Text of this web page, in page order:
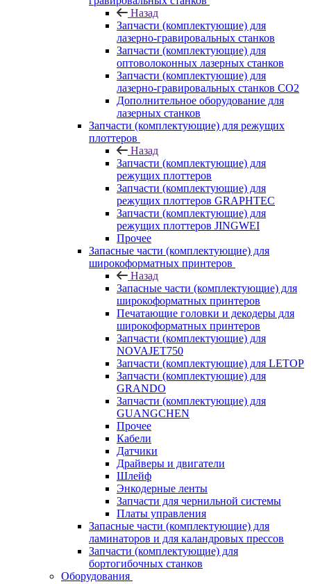
Назад
Запчасти (комплектующие) для
лазерно-гравировальных станков
Запчасти (комплектующие) для
оптоволоконных лазерных станков
Запчасти (комплектующие) для
лазерно-гравировальных станков CO2
Дополнительное оборудование для
лазерных станков
Запчасти (комплектующие) для режущих
плоттеров
Назад
Запчасти (комплектующие) для
режущих плоттеров
Запчасти (комплектующие) для
режущих плоттеров GRAPHTEC
Запчасти (комплектующие) для
режущих плоттеров JINGWEI
Прочее
Запасные части (комплектующие) для
широкоформатных принтеров
Назад
Запасные части (комплектующие) для
широкоформатных принтеров
Печатающие головки и декодеры для
широкоформатных принтеров
Запчасти (комплектующие) для
NOVAJET750
Запчасти (комплектующие) для LETOP
Запчасти (комплектующие) для
GRANDO
Запчасти (комплектующие) для
GUANGCHEN
Прочее
Кабели
Датчики
Драйверы и двигатели
Шлейф
Энкодерные ленты
Запчасти для чернильной системы
Платы управления
Запасные части (комплектующие) для
ламинаторов и для каландровых прессов
Запчасти (комплектующие) для
бортогибочных станков
Оборудования